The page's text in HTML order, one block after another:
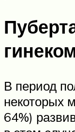
В период
некоторых
64%)